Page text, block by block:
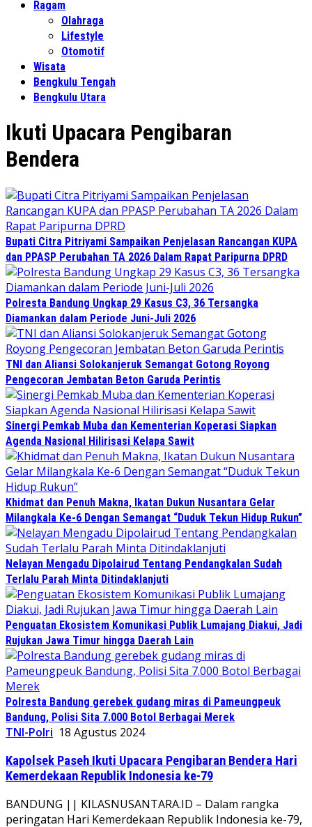
Ragam
Olahraga
Lifestyle
Otomotif
Wisata
Bengkulu Tengah
Bengkulu Utara
Ikuti Upacara Pengibaran
Bendera
Bupati Citra Pitriyami Sampaikan Penjelasan Rancangan KUPA
dan PPASP Perubahan TA 2026 Dalam Rapat Paripurna DPRD
Polresta Bandung Ungkap 29 Kasus C3, 36 Tersangka
Diamankan dalam Periode Juni-Juli 2026
TNI dan Aliansi Solokanjeruk Semangat Gotong Royong
Pengecoran Jembatan Beton Garuda Perintis
Sinergi Pemkab Muba dan Kementerian Koperasi Siapkan
Agenda Nasional Hilirisasi Kelapa Sawit
Khidmat dan Penuh Makna, Ikatan Dukun Nusantara Gelar
Milangkala Ke-6 Dengan Semangat “Duduk Tekun Hidup Rukun”
Nelayan Mengadu Dipolairud Tentang Pendangkalan Sudah
Terlalu Parah Minta Ditindaklanjuti
Penguatan Ekosistem Komunikasi Publik Lumajang Diakui, Jadi
Rujukan Jawa Timur hingga Daerah Lain
Polresta Bandung gerebek gudang miras di Pameungpeuk
Bandung, Polisi Sita 7.000 Botol Berbagai Merek
TNI-Polri 18 Agustus 2024
Kapolsek Paseh Ikuti Upacara Pengibaran Bendera Hari
Kemerdekaan Republik Indonesia ke-79
BANDUNG || KILASNUSANTARA.ID – Dalam rangka
peringatan Hari Kemerdekaan Republik Indonesia ke-79,